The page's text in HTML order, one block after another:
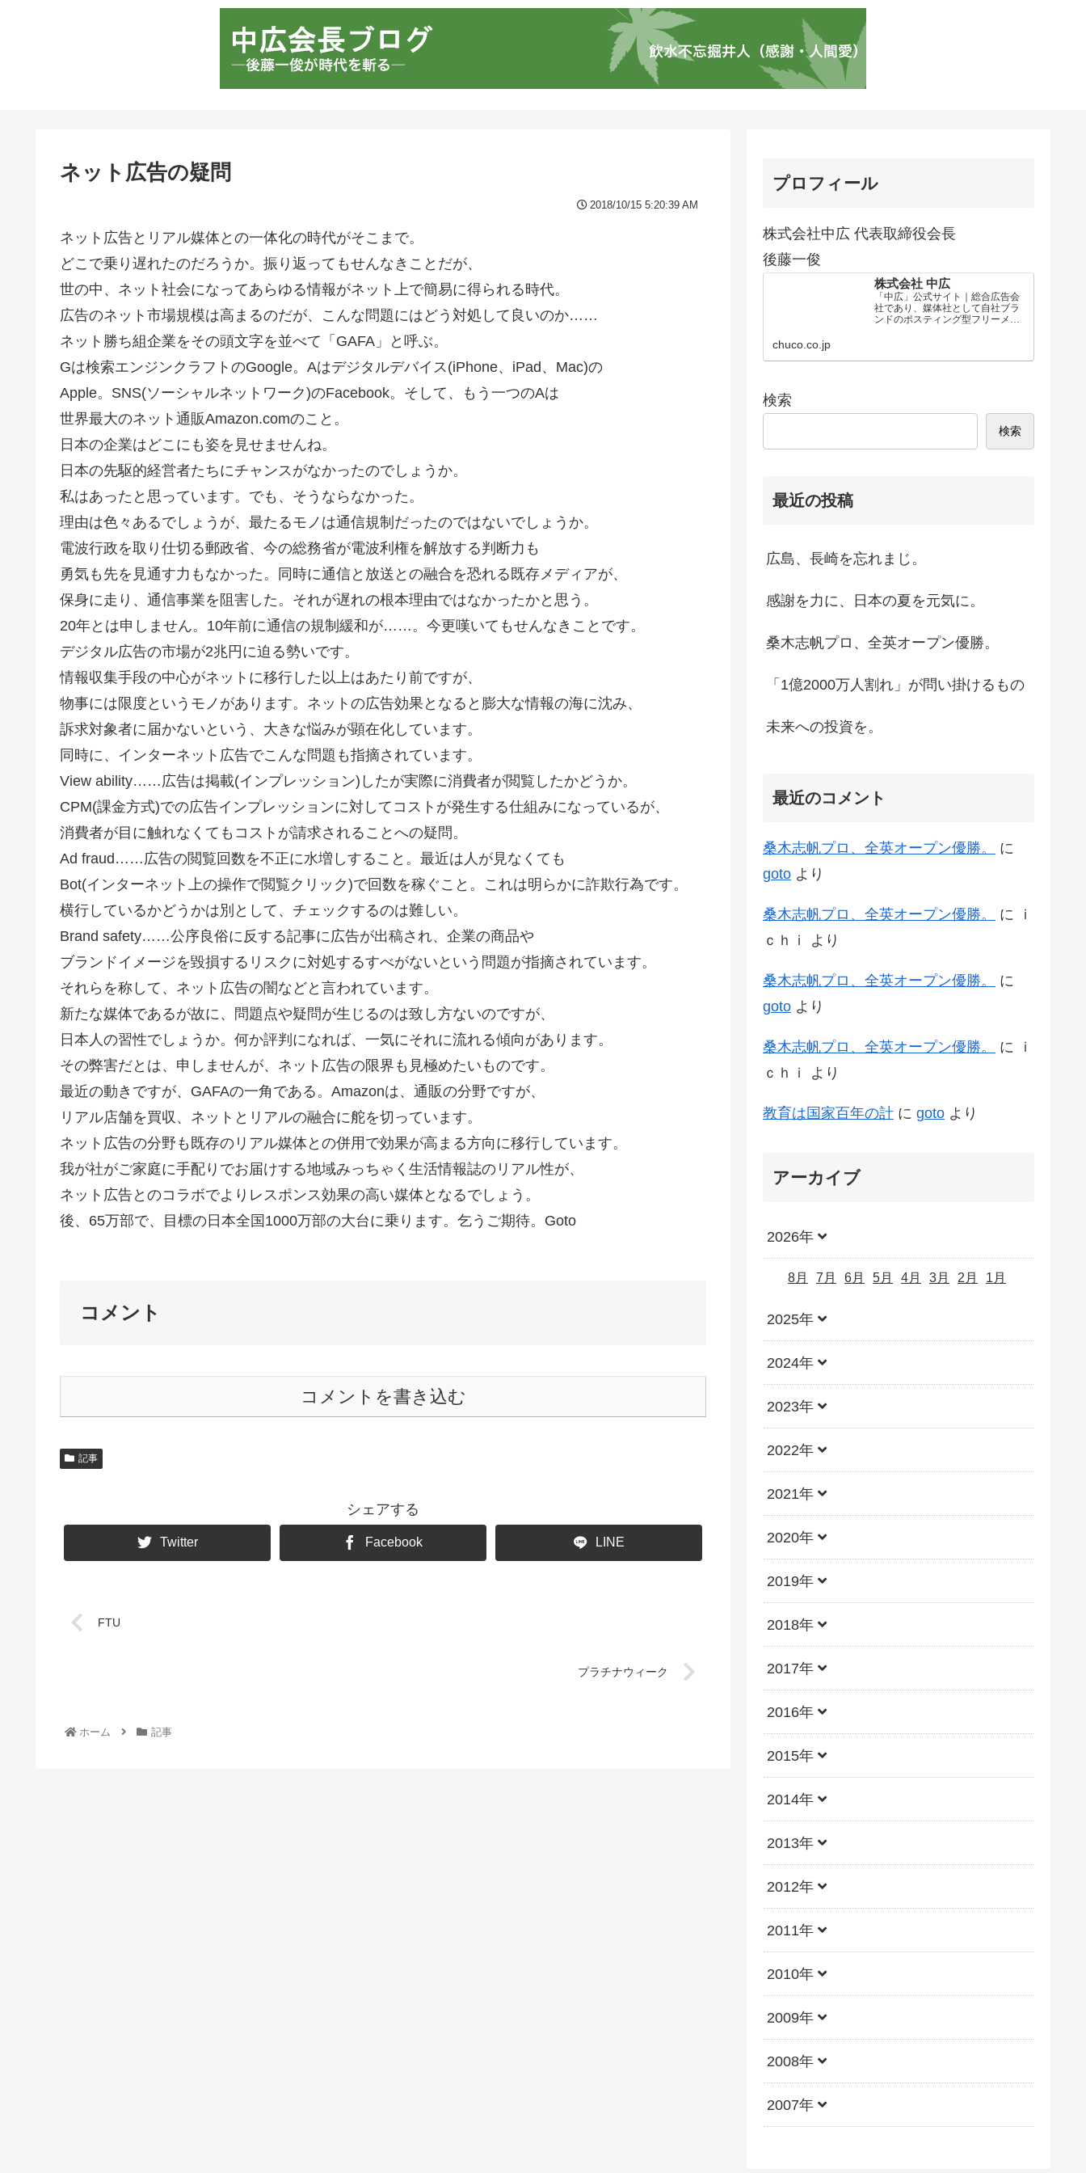
ネット広告の疑問
2018/10/15 5:20:39 AM
ネット広告とリアル媒体との一体化の時代がそこまで。
どこで乗り遅れたのだろうか。振り返ってもせんなきことだが、
世の中、ネット社会になってあらゆる情報がネット上で簡易に得られる時代。
広告のネット市場規模は高まるのだが、こんな問題にはどう対処して良いのか……
ネット勝ち組企業をその頭文字を並べて「GAFA」と呼ぶ。
Gは検索エンジンクラフトのGoogle。Aはデジタルデバイス(iPhone、iPad、Mac)の
Apple。SNS(ソーシャルネットワーク)のFacebook。そして、もう一つのAは
世界最大のネット通販Amazon.comのこと。
日本の企業はどこにも姿を見せませんね。
日本の先駆的経営者たちにチャンスがなかったのでしょうか。
私はあったと思っています。でも、そうならなかった。
理由は色々あるでしょうが、最たるモノは通信規制だったのではないでしょうか。
電波行政を取り仕切る郵政省、今の総務省が電波利権を解放する判断力も
勇気も先を見通す力もなかった。同時に通信と放送との融合を恐れる既存メディアが、
保身に走り、通信事業を阻害した。それが遅れの根本理由ではなかったかと思う。
20年とは申しません。10年前に通信の規制緩和が……。今更嘆いてもせんなきことです。
デジタル広告の市場が2兆円に迫る勢いです。
情報収集手段の中心がネットに移行した以上はあたり前ですが、
物事には限度というモノがあります。ネットの広告効果となると膨大な情報の海に沈み、
訴求対象者に届かないという、大きな悩みが顕在化しています。
同時に、インターネット広告でこんな問題も指摘されています。
View ability……広告は掲載(インプレッション)したが実際に消費者が閲覧したかどうか。
CPM(課金方式)での広告インプレッションに対してコストが発生する仕組みになっているが、
消費者が目に触れなくてもコストが請求されることへの疑問。
Ad fraud……広告の閲覧回数を不正に水増しすること。最近は人が見なくても
Bot(インターネット上の操作で閲覧クリック)で回数を稼ぐこと。これは明らかに詐欺行為です。
横行しているかどうかは別として、チェックするのは難しい。
Brand safety……公序良俗に反する記事に広告が出稿され、企業の商品や
ブランドイメージを毀損するリスクに対処するすべがないという問題が指摘されています。
それらを称して、ネット広告の闇などと言われています。
新たな媒体であるが故に、問題点や疑問が生じるのは致し方ないのですが、
日本人の習性でしょうか。何か評判になれば、一気にそれに流れる傾向があります。
その弊害だとは、申しませんが、ネット広告の限界も見極めたいものです。
最近の動きですが、GAFAの一角である。Amazonは、通販の分野ですが、
リアル店舗を買収、ネットとリアルの融合に舵を切っています。
ネット広告の分野も既存のリアル媒体との併用で効果が高まる方向に移行しています。
我が社がご家庭に手配りでお届けする地域みっちゃく生活情報誌のリアル性が、
ネット広告とのコラボでよりレスポンス効果の高い媒体となるでしょう。
後、65万部で、目標の日本全国1000万部の大台に乗ります。乞うご期待。Goto
コメント
コメントを書き込む
記事
シェアする
Twitter Facebook LINE
FTU
プラチナウィーク
ホーム 記事
プロフィール
株式会社中広 代表取締役会長
後藤一俊
株式会社 中広
「中広」公式サイト｜総合広告会
社であり、媒体社として自社ブラ
ンドのポスティング型フリーメデ
chuco.co.jp
検索
検索
最近の投稿
広島、長崎を忘れまじ。
感謝を力に、日本の夏を元気に。
桑木志帆プロ、全英オープン優勝。
「1億2000万人割れ」が問い掛けるもの
未来への投資を。
最近のコメント
桑木志帆プロ、全英オープン優勝。
に
goto より
桑木志帆プロ、全英オープン優勝。 に
ｉ
ｃｈｉ
より
桑木志帆プロ、全英オープン優勝。
に
goto より
桑木志帆プロ、全英オープン優勝。 に
ｉ
ｃｈｉ
より
教育は国家百年の計 に goto より
アーカイブ
2026年
8月 7月 6月 5月 4月 3月 2月 1月
2025年
2024年
2023年
2022年
2021年
2020年
2019年
2018年
2017年
2016年
2015年
2014年
2013年
2012年
2011年
2010年
2009年
2008年
2007年